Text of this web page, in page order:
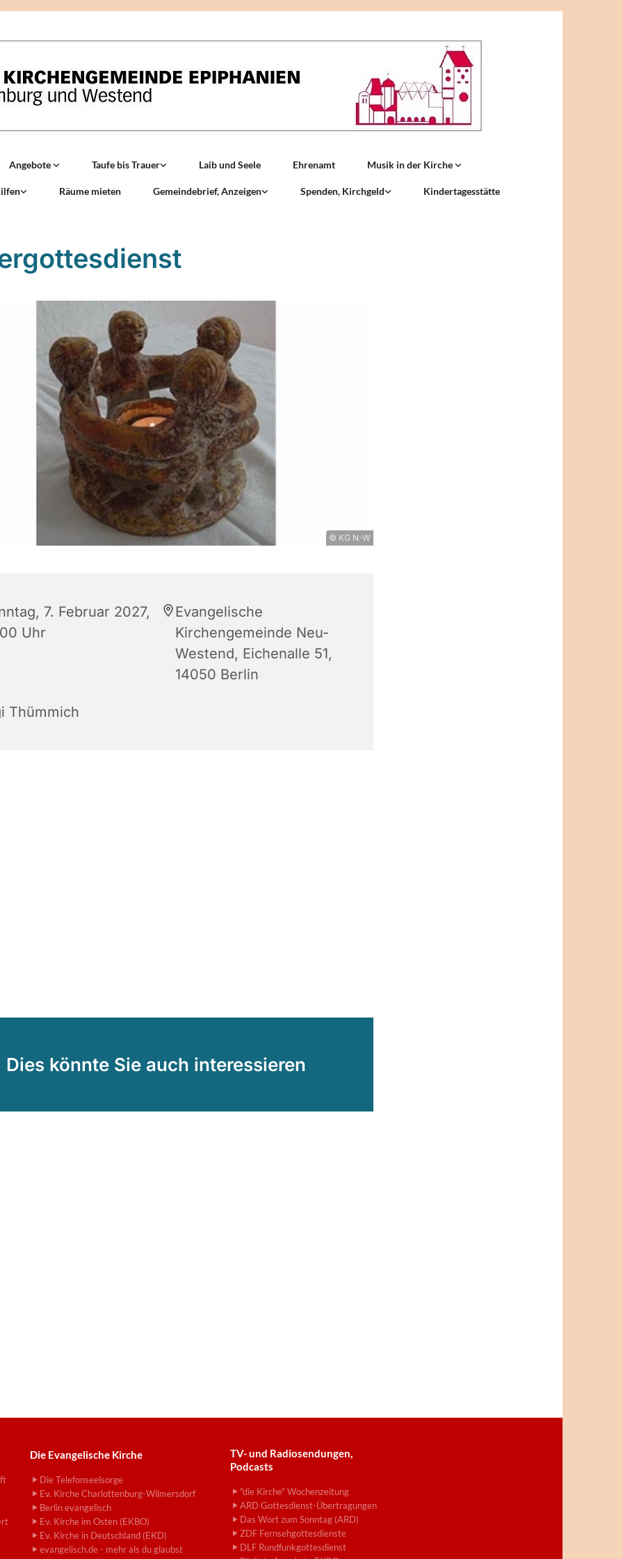
Angebote Taufe bis Trauer Laib und Seele Ehrenamt Musik in der Kirche
Räume mieten Gemeindebrief, Anzeigen Spenden, Kirchgeld Kindertagesstätte
© KG N-W
7. Februar 2027,
Uhr
Evangelische
Kirchengemeinde Neu-
Westend, Eichenalle 51,
14050 Berlin
Thümmich
Dies könnte Sie auch interessieren
Die Evangelische Kirche
Die Telefonseelsorge
Ev. Kirche Charlottenburg-Wilmersdorf
Berlin evangelisch
Ev. Kirche im Osten (EKBO)
Ev. Kirche in Deutschland (EKD)
evangelisch.de - mehr als du glaubst
TV- und Radiosendungen,
Podcasts
"die Kirche" Wochenzeitung
ARD Gottesdienst-Übertragungen
Das Wort zum Sonntag (ARD)
ZDF Fernsehgottesdienste
DLF Rundfunkgottesdienst